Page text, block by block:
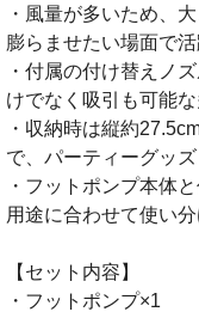
・風量が多いため、
膨らませたい場面で
・付属の付け替えノ
けでなく吸引も可能
・収納時は縦約
で、パーティーグッ
・フットポンプ本体
用途に合わせて使い
【セット内容】
・フットポンプ×1